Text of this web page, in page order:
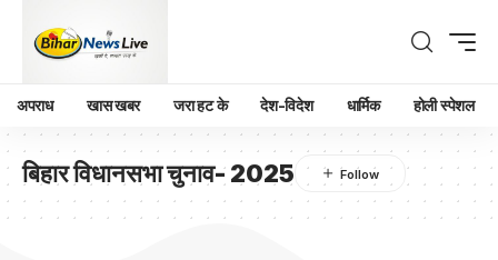
अपराध खास खबर जरा हट के देश-विदेश धार्मिक होली स्पेशल
बिहार विधानसभा चुनाव- 2025